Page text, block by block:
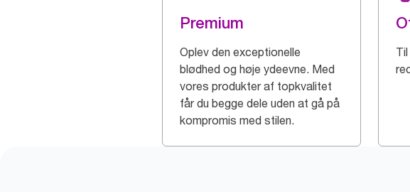
Premium
Oplev den exceptionelle
blødhed og høje ydeevne. Med
vores produkter af topkvalitet
får du begge dele uden at gå på
kompromis med stilen.